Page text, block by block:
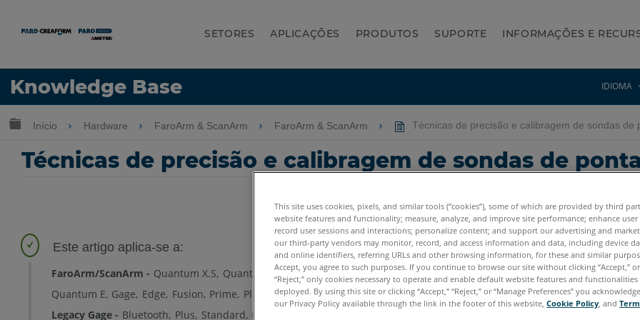
SETORES APLICAÇÕES PRODUTOS SUPORTE INFORMAÇÕES E
Knowledge Base IDIOMA
Idioma
Expandir/recolher hierarquia global
Início Hardware FaroArm & ScanArm FaroArm & ScanArm Técnicas de precisão e calibragem de sondas de
Técnicas de precisão e calibragem de sondas de
FaroArm/ScanArm Quantum X.S Quantum X.M Quantum X.E Quantum S Max Quantum M Max Quantum E Max
Quantum E Gage Edge Fusion Prime Platinum Legacy Quantum Titanium Advantage Digital Template
Legacy Gage
Bluetooth Plus Standard Power
This site uses cookies, pixels, and similar tools (“cookies”), some of which are provided by third
website features and functionality; measure, analyze, and improve site performance; enhance user
record user sessions and interactions; personalize content; and support our advertising and
our third-party vendors may monitor, record, and access information and data, including device
and online identifiers, referring URLs and other browsing information, for these and similar
Accept, you agree to such purposes. If you continue to browse our site without clicking “Accept,”
“Reject,” only cookies necessary to operate and enable default website features and
deployed. By using this site or clicking “Accept,” “Reject,” or “Manage Preferences” you
our Privacy Policy available through the link in the footer of this website, Cookie Policy, and